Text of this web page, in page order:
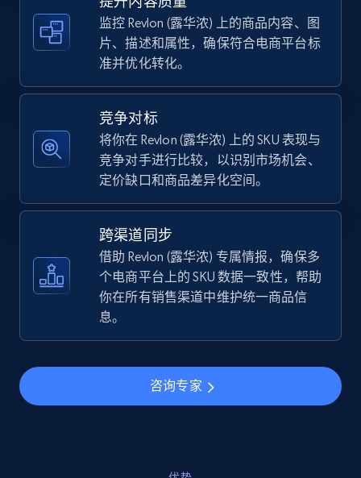
TikTok Shop - Collect TikTok shop products
by keywords search
URL, Title, Available, Description, Currency, Initial
price, Final price, Discount percent, and more.
5.4K+ 668+
TikTok Shop - discover records by shop url
URL, Title, Available, Description, Currency, Initial
price, Final price, Discount percent, and more.
5.4K+ 668+ 立即开始
Amazon sellers info
Seller id, URL, Seller name, Description, Detailed
监控 Revlon (露华浓) 上的商品内容、图
片、描述和属性，确保符合电商平台标
准并优化转化。
竞争对标
将你在 Revlon (露华浓) 上的 SKU 表现与
竞争对手进行比较，以识别市场机会、
定价缺口和商品差异化空间。
跨渠道同步
借助 Revlon (露华浓) 专属情报，确保多
个电商平台上的 SKU 数据一致性，帮助
你在所有销售渠道中维护统一商品信
息。
咨询专家